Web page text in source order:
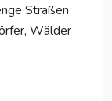
Straßen
Wälder